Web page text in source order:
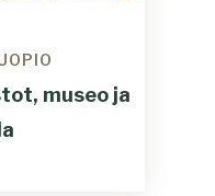
museo ja